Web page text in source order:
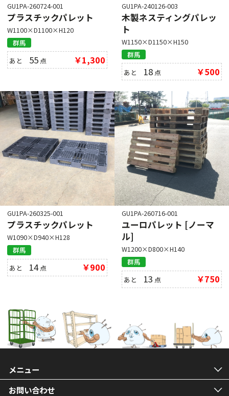
GU1PA-260724-001
プラスチックパレット
W1100×D1100×H120
群馬
あと 55 点 ￥1,300
GU1PA-240126-003
木製ネスティングパレッ
ト
W1150×D1150×H150
群馬
あと 18 点 ￥500
GU1PA-260325-001
プラスチックパレット
W1090×D940×H128
群馬
あと 14点 ￥900
GU1PA-260716-001
ユーロパレット [ノーマ
ル]
W1200×D800×H140
群馬
あと 13 点 ￥750
メニュー
お問い合わせ